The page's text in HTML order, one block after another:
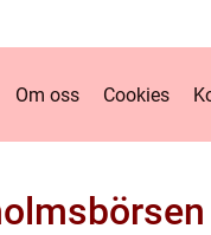
Om oss Cookies